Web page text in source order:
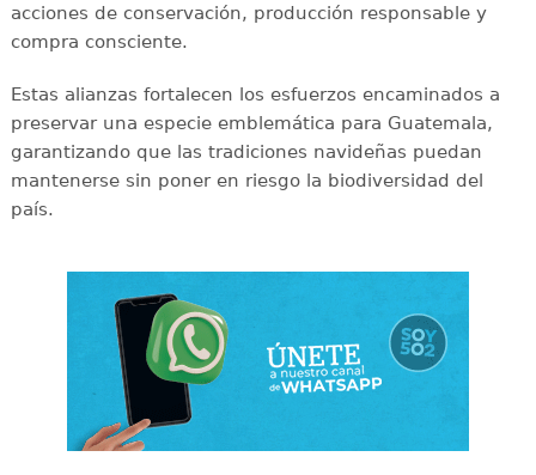
acciones de conservación, producción responsable y
compra consciente.
Estas alianzas fortalecen los esfuerzos encaminados a
preservar una especie emblemática para Guatemala,
garantizando que las tradiciones navideñas puedan
mantenerse sin poner en riesgo la biodiversidad del
país.